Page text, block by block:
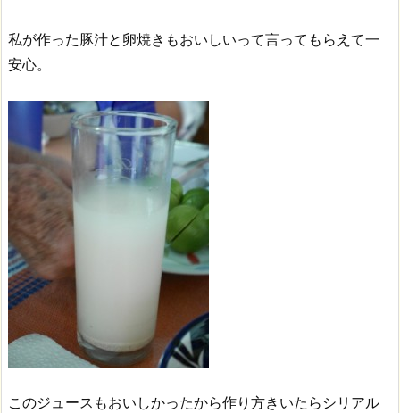
私が作った豚汁と卵焼きもおいしいって言ってもらえて一
安心。
このジュースもおいしかったから作り方きいたらシリアル